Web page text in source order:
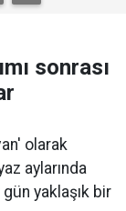
sonrası
olarak
aylarında
yaklaşık bir